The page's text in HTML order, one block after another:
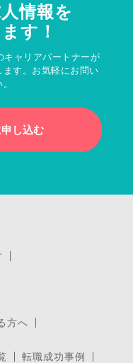
情報を
す！
キャリアパートナーが
す。お気軽にお問い
し込む
方へ
転職成功事例